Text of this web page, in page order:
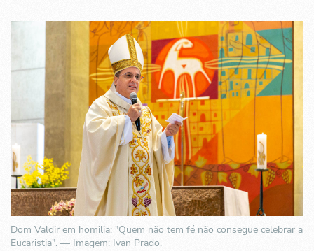
Dom Valdir em homilia: "Quem não tem fé não consegue celebrar a
Eucaristia". — Imagem: Ivan Prado.